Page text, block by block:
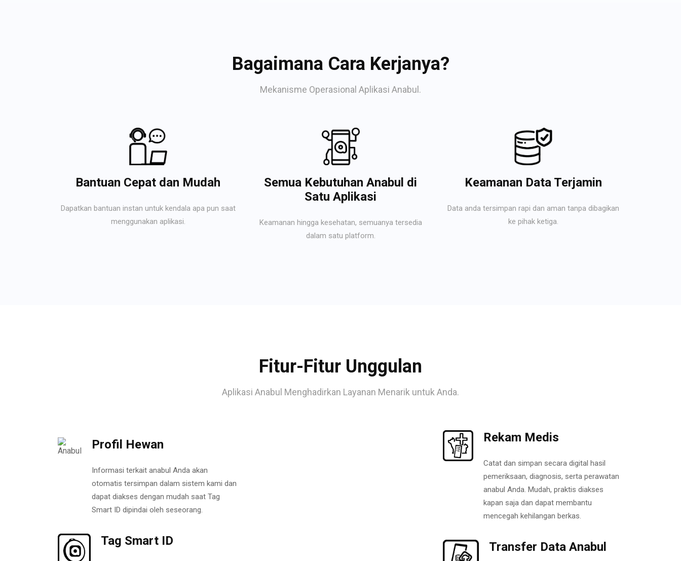
Bagaimana Cara Kerjanya?
Mekanisme Operasional Aplikasi Anabul.
Bantuan Cepat dan Mudah
Dapatkan bantuan instan untuk kendala apa pun saat
menggunakan aplikasi.
Semua Kebutuhan Anabul di
Satu Aplikasi
Keamanan hingga kesehatan, semuanya tersedia
dalam satu platform.
Keamanan Data Terjamin
Data anda tersimpan rapi dan aman tanpa dibagikan
ke pihak ketiga.
Fitur-Fitur Unggulan
Aplikasi Anabul Menghadirkan Layanan Menarik untuk Anda.
Profil Hewan
Informasi terkait anabul Anda akan
otomatis tersimpan dalam sistem kami dan
dapat diakses dengan mudah saat Tag
Smart ID dipindai oleh seseorang.
Tag Smart ID
Rekam Medis
Catat dan simpan secara digital hasil
pemeriksaan, diagnosis, serta perawatan
anabul Anda. Mudah, praktis diakses
kapan saja dan dapat membantu
mencegah kehilangan berkas.
Transfer Data Anabul